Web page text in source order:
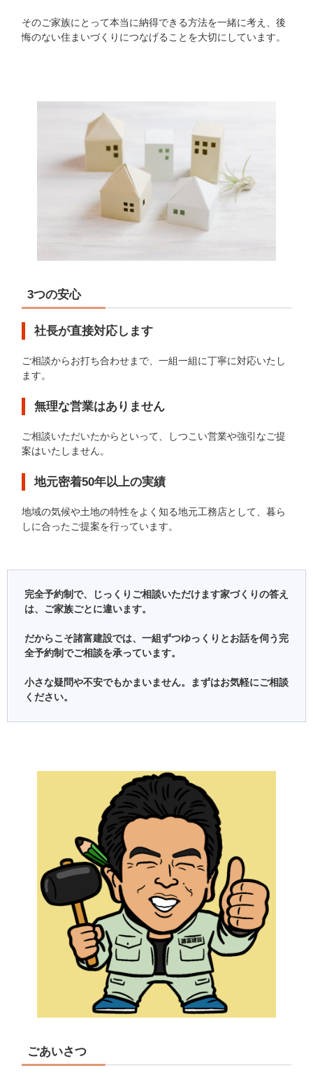
そのご家族にとって本当に納得できる方法を一緒に考え、後
悔のない住まいづくりにつなげることを大切にしています。
3つの安心
社長が直接対応します
ご相談からお打ち合わせまで、一組一組に丁寧に対応いたし
ます。
無理な営業はありません
ご相談いただいたからといって、しつこい営業や強引なご提
案はいたしません。
地元密着50年以上の実績
地域の気候や土地の特性をよく知る地元工務店として、暮ら
しに合ったご提案を行っています。
完全予約制で、じっくりご相談いただけます家づくりの答え
は、ご家族ごとに違います。
だからこそ諸富建設では、一組ずつゆっくりとお話を伺う完
全予約制でご相談を承っています。
小さな疑問や不安でもかまいません。まずはお気軽にご相談
ください。
ごあいさつ